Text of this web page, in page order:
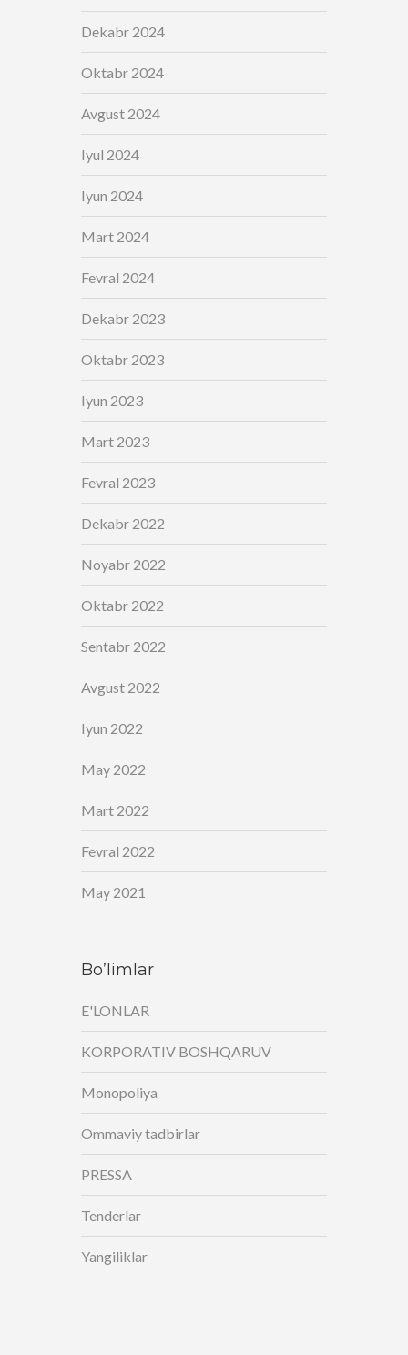
Dekabr 2024
Oktabr 2024
Avgust 2024
Iyul 2024
Iyun 2024
Mart 2024
Fevral 2024
Dekabr 2023
Oktabr 2023
Iyun 2023
Mart 2023
Fevral 2023
Dekabr 2022
Noyabr 2022
Oktabr 2022
Sentabr 2022
Avgust 2022
Iyun 2022
May 2022
Mart 2022
Fevral 2022
May 2021
Bo’limlar
E'LONLAR
KORPORATIV BOSHQARUV
Monopoliya
Ommaviy tadbirlar
PRESSA
Tenderlar
Yangiliklar